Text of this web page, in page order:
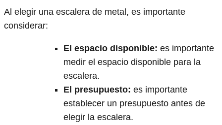
Al elegir una escalera de metal, es importante
considerar:
El espacio disponible: es importante
medir el espacio disponible para la
escalera.
El presupuesto: es importante
establecer un presupuesto antes de
elegir la escalera.